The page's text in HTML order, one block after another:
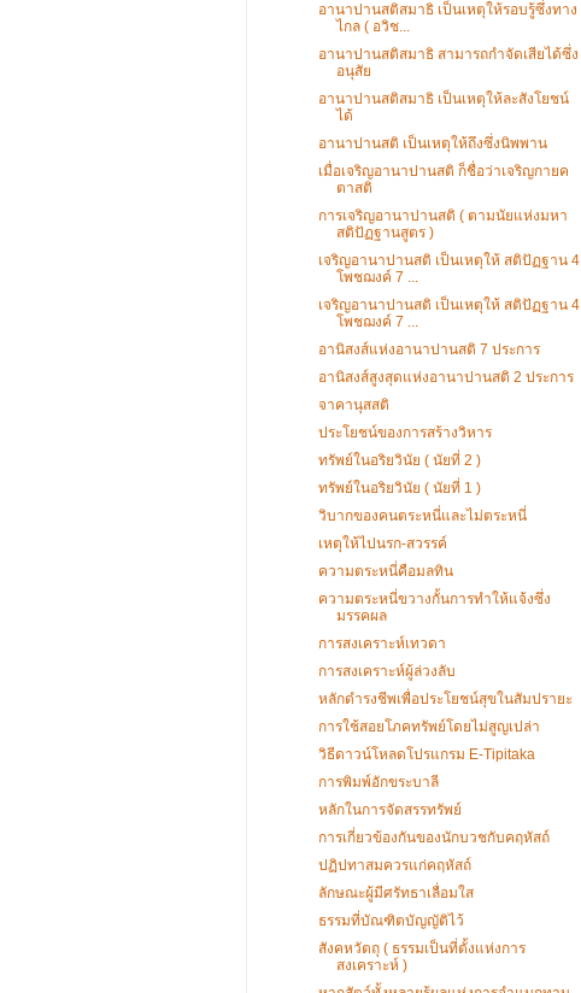
อานาปานสติสมาธิ เป็นเหตุให้รอบรู้ซึ่งทาง
ไกล ( อวิช...
อานาปานสติสมาธิ สามารถกำจัดเสียได้ซึ่ง
อนุสัย
อานาปานสติสมาธิ เป็นเหตุให้ละสังโยชน์
ได้
อานาปานสติ เป็นเหตุให้ถึงซึ่งนิพพาน
เมื่อเจริญอานาปานสติ ก็ชื่อว่าเจริญกายค
ตาสติ
การเจริญอานาปานสติ ( ตามนัยแห่งมหา
สติปัฏฐานสูตร )
เจริญอานาปานสติ เป็นเหตุให้ สติปัฏฐาน 4
โพชฌงค์ 7 ...
เจริญอานาปานสติ เป็นเหตุให้ สติปัฏฐาน 4
โพชฌงค์ 7 ...
อานิสงส์แห่งอานาปานสติ 7 ประการ
อานิสงส์สูงสุดแห่งอานาปานสติ 2 ประการ
จาคานุสสติ
ประโยชน์ของการสร้างวิหาร
ทรัพย์ในอริยวินัย ( นัยที่ 2 )
ทรัพย์ในอริยวินัย ( นัยที่ 1 )
วิบากของคนตระหนี่และไม่ตระหนี่
เหตุให้ไปนรก-สวรรค์
ความตระหนี่คือมลทิน
ความตระหนี่ขวางกั้นการทำให้แจ้งซึ่ง
มรรคผล
การสงเคราะห์เทวดา
การสงเคราะห์ผู้ล่วงลับ
หลักดํารงชีพเพื่อประโยชน์สุขในสัมปรายะ
การใช้สอยโภคทรัพย์โดยไม่สูญเปล่า
วิธีดาวน์โหลดโปรแกรม E-Tipitaka
การพิมพ์อักขระบาลี
หลักในการจัดสรรทรัพย์
การเกี่ยวข้องกันของนักบวชกับคฤหัสถ์
ปฏิปทาสมควรแก่คฤหัสถ์
ลักษณะผู้มีศรัทธาเลื่อมใส
ธรรมที่บัณฑิตบัญญัติไว้
สังคหวัตถุ ( ธรรมเป็นที่ตั้งแห่งการ
สงเคราะห์ )